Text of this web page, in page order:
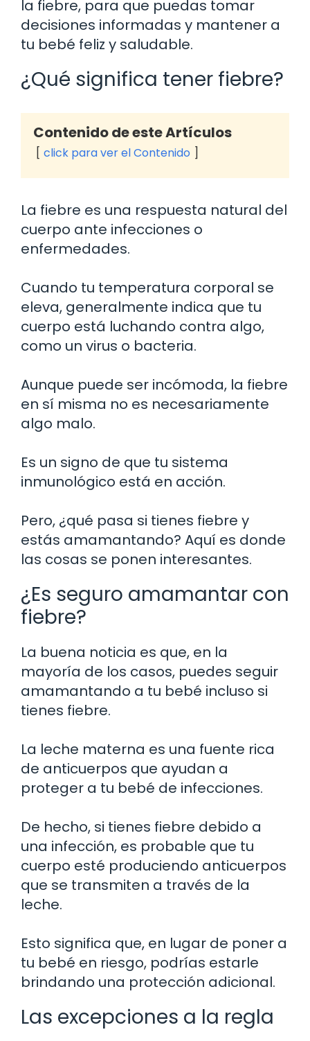
la fiebre, para que puedas tomar
decisiones informadas y mantener a
tu bebé feliz y saludable.
¿Qué significa tener fiebre?
Contenido de este Artículos
click para ver el Contenido
La fiebre es una respuesta natural del
cuerpo ante infecciones o
enfermedades.
Cuando tu temperatura corporal se
eleva, generalmente indica que tu
cuerpo está luchando contra algo,
como un virus o bacteria.
Aunque puede ser incómoda, la fiebre
en sí misma no es necesariamente
algo malo.
Es un signo de que tu sistema
inmunológico está en acción.
Pero, ¿qué pasa si tienes fiebre y
estás amamantando? Aquí es donde
las cosas se ponen interesantes.
¿Es seguro amamantar con
fiebre?
La buena noticia es que, en la
mayoría de los casos, puedes seguir
amamantando a tu bebé incluso si
tienes fiebre.
La leche materna es una fuente rica
de anticuerpos que ayudan a
proteger a tu bebé de infecciones.
De hecho, si tienes fiebre debido a
una infección, es probable que tu
cuerpo esté produciendo anticuerpos
que se transmiten a través de la
leche.
Esto significa que, en lugar de poner a
tu bebé en riesgo, podrías estarle
brindando una protección adicional.
Las excepciones a la regla